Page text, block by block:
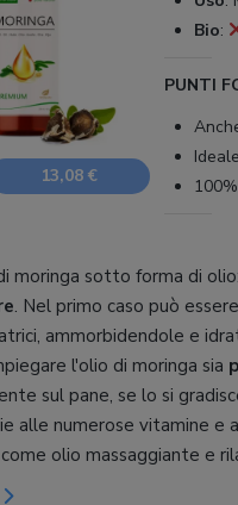
13,08 €
Bio:
PUNTI
moringa sotto forma di
. Nel primo caso può
ammorbidendole e
l'olio di moringa sia
sul pane, se lo si
alle numerose vitamine e
olio massaggiante e